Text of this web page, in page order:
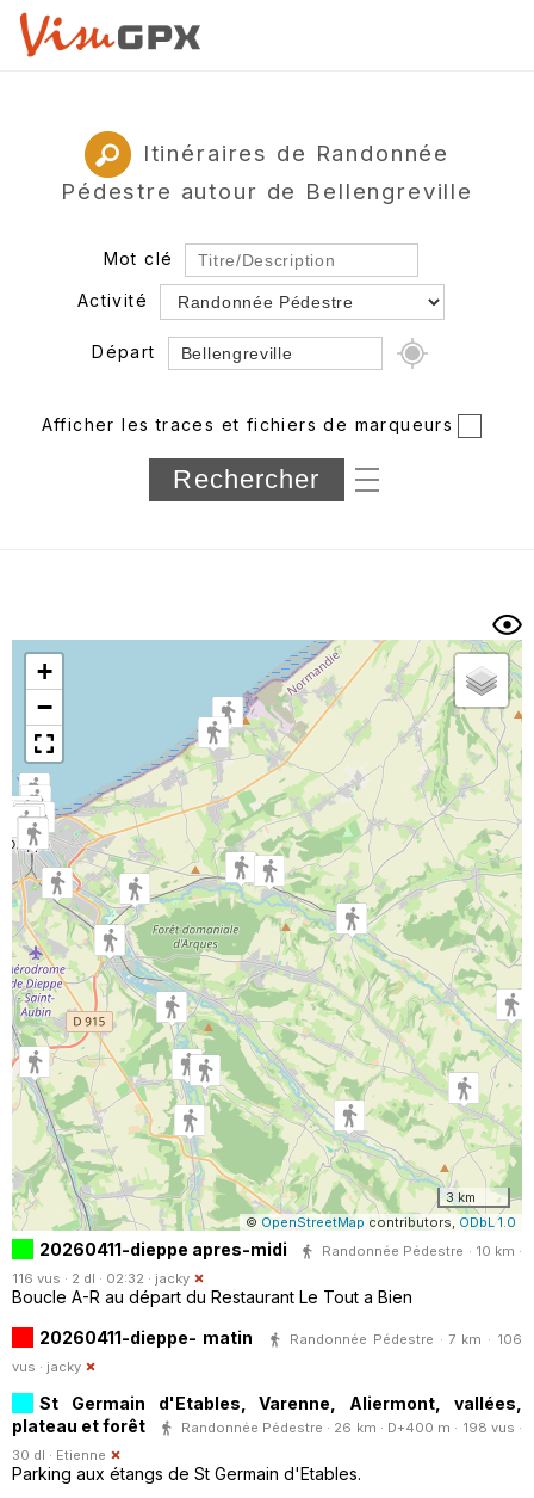
Itinéraires de Randonnée
Pédestre autour de Bellengreville
Mot clé
Activité
Départ
Département
Longueur min/max
Horodatage Photos
Afficher les traces et fichiers de marqueurs
+
−
3 km
© OpenStreetMap contributors, ODbL 1.0
20260411-dieppe apres-midi
Randonnée Pédestre · 10 km ·
116 vus · 2 dl · 02:32 · jacky
Boucle A-R au départ du Restaurant Le Tout a Bien
20260411-dieppe- matin
Randonnée Pédestre · 7 km · 106
vus · jacky
St Germain d'Etables, Varenne, Aliermont, vallées,
plateau et forêt
Randonnée Pédestre · 26 km · D+400 m · 198 vus ·
30 dl · Etienne
Parking aux étangs de St Germain d'Etables.